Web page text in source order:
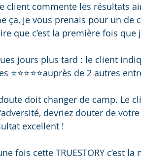
client commente les résultats
ça, je vous prenais pour un de
que c’est la première fois
jours plus tard : le client
⭐⭐⭐⭐⭐auprès de 2 autres
doit changer de camp. Le
devriez douter de
excellent !
fois cette TRUESTORY c’est